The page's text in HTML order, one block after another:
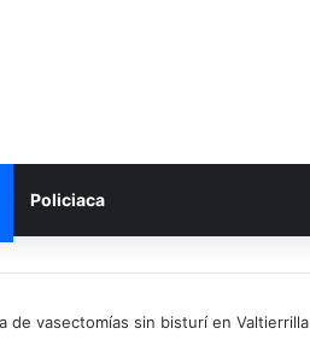
Policiaca
de vasectomías sin bisturí en Valtierrilla